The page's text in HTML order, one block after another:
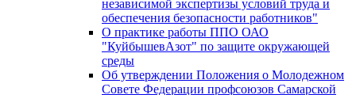
независимой экспертизы условий труда и
обеспечения безопасности работников"
О практике работы ППО ОАО
"КуйбышевАзот" по защите окружающей
среды
Об утверждении Положения о Молодежном
Совете Федерации профсоюзов Самарской